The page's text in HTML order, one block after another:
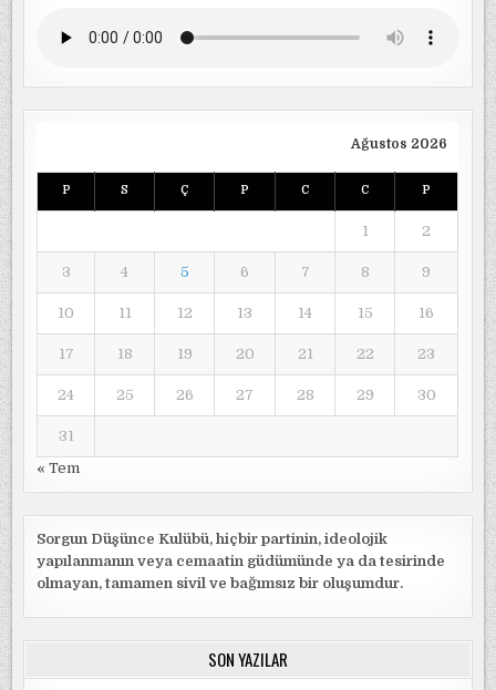
Ağustos 2026
P S Ç P C C P
1 2
3 4 5 6 7 8 9
10 11 12 13 14 15 16
17 18 19 20 21 22 23
24 25 26 27 28 29 30
31
« Tem
Sorgun Düşünce Kulübü, hiçbir partinin, ideolojik
yapılanmanın veya cemaatin güdümünde ya da tesirinde
olmayan, tamamen sivil ve bağımsız bir oluşumdur.
SON YAZILAR